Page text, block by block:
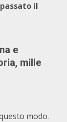
il
e
mille
modo.